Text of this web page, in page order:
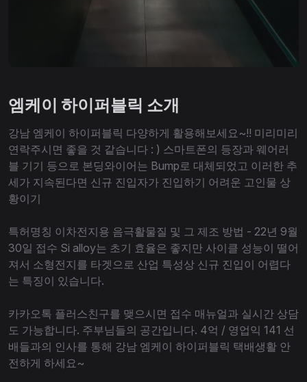
엠케이 하이퍼블릭 소개
강남 엠케이 하이퍼블릭 다양하게 활용해보세요~!! 미리미리
연락주시면 좋을 것 같습니다 : ) 스마트폰의 등장과 웨어러
블 기기 등으로 본딩와이어는 Bump로 대체되었고 이러한 추
세가 지속된다면 신규 진입자가 진입하기 어려운 고인물 상
황이기
특허명칭 이차전지용 음극활물질 및 그 제조 방법 - 22년 9월
30일 접수 Si alloy는 초기 효율은 좋지만 사이클 성능이 떨어
져서 소형전지를 타겟으로 산업 특성상 신규 진입이 어렵다
는 특징이 있습니다.
카카오톡 플러스친구를 맺으시면 접수 매뉴얼과 실시간 상담
도 가능합니다. 주부님들의 공간입니다. 4억 / 영업익 141 선
배들과의 인사를 통해 강남 엠케이 하이퍼블릭 택배생활 안
전하게 하세요~